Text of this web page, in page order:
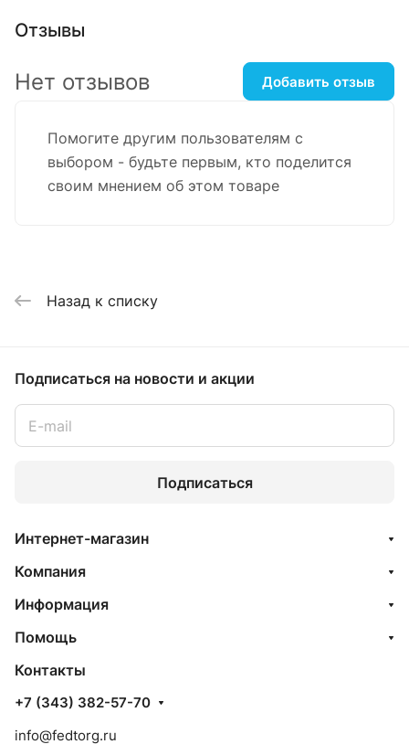
Отзывы
Помогите другим пользователям с
выбором - будьте первым, кто поделится
своим мнением об этом товаре
Нет отзывов Добавить отзыв
Назад к списку
Подписаться на новости и акции
Подписаться
Интернет-магазин
Компания
Информация
Помощь
Контакты
+7 (343) 382-57-70
info@fedtorg.ru